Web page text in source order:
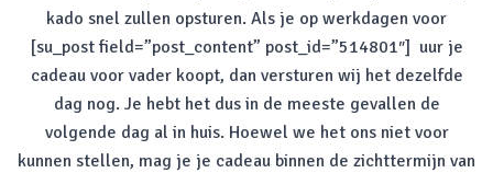
kado snel zullen opsturen. Als je op werkdagen voor
[su_post field=”post_content” post_id=”514801″] uur je
cadeau voor vader koopt, dan versturen wij het dezelfde
dag nog. Je hebt het dus in de meeste gevallen de
volgende dag al in huis. Hoewel we het ons niet voor
kunnen stellen, mag je je cadeau binnen de zichttermijn van